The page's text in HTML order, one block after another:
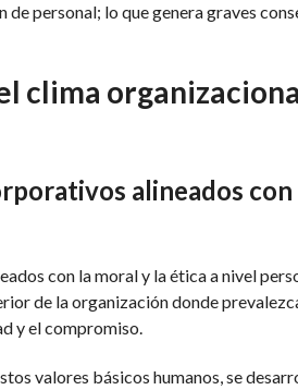
personal; lo que genera graves
clima
alineados
con la moral y la ética a nivel
de la organización donde
y el compromiso.
valores básicos humanos, se